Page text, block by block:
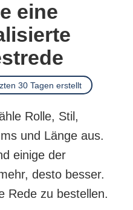
eine
30 Tagen erstellt
Rolle, Stil,
und Länge aus.
einige der
desto besser.
Rede zu bestellen.